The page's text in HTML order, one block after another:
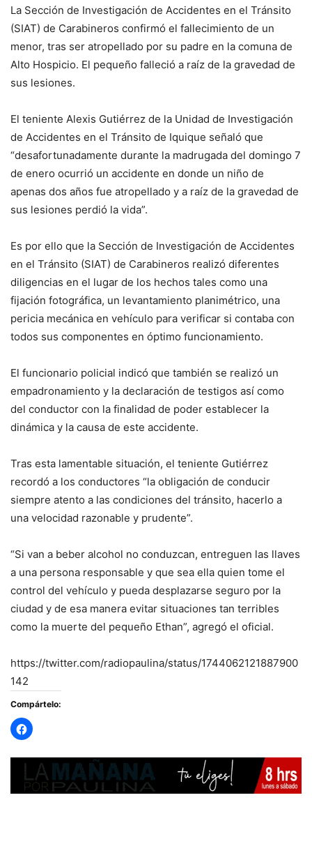
La Sección de Investigación de Accidentes en el Tránsito
(SIAT) de Carabineros confirmó el fallecimiento de un
menor, tras ser atropellado por su padre en la comuna de
Alto Hospicio. El pequeño falleció a raíz de la gravedad de
sus lesiones.
El teniente Alexis Gutiérrez de la Unidad de Investigación
de Accidentes en el Tránsito de Iquique señaló que
“desafortunadamente durante la madrugada del domingo 7
de enero ocurrió un accidente en donde un niño de
apenas dos años fue atropellado y a raíz de la gravedad de
sus lesiones perdió la vida”.
Es por ello que la Sección de Investigación de Accidentes
en el Tránsito (SIAT) de Carabineros realizó diferentes
diligencias en el lugar de los hechos tales como una
fijación fotográfica, un levantamiento planimétrico, una
pericia mecánica en vehículo para verificar si contaba con
todos sus componentes en óptimo funcionamiento.
El funcionario policial indicó que también se realizó un
empadronamiento y la declaración de testigos así como
del conductor con la finalidad de poder establecer la
dinámica y la causa de este accidente.
Tras esta lamentable situación, el teniente Gutiérrez
recordó a los conductores “la obligación de conducir
siempre atento a las condiciones del tránsito, hacerlo a
una velocidad razonable y prudente”.
“Si van a beber alcohol no conduzcan, entreguen las llaves
a una persona responsable y que sea ella quien tome el
control del vehículo y pueda desplazarse seguro por la
ciudad y de esa manera evitar situaciones tan terribles
como la muerte del pequeño Ethan”, agregó el oficial.
https://twitter.com/radiopaulina/status/1744062121887900
142
Compártelo: